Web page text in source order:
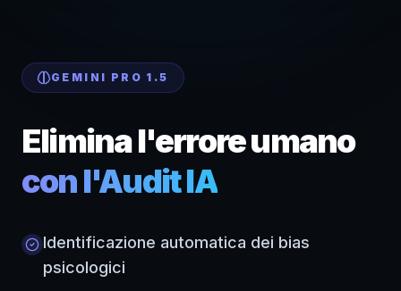
GEMINI PRO 1.5
Elimina l'errore umano
con l'Audit IA
Identificazione automatica dei bias
psicologici